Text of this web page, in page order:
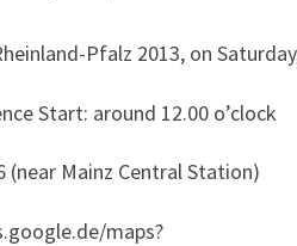
Pfalz 2013, on
Start: around 12.00 o’clock
(near Mainz Central Station)
maps?